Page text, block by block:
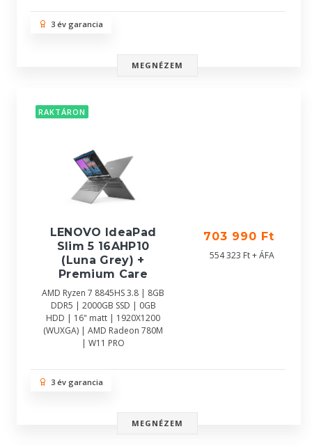
3 év garancia
MEGNÉZEM
RAKTÁRON
LENOVO IdeaPad
Slim 5 16AHP10
(Luna Grey) +
Premium Care
AMD Ryzen 7 8845HS 3.8 | 8GB
DDR5 | 2000GB SSD | 0GB
HDD | 16" matt | 1920X1200
(WUXGA) | AMD Radeon 780M
| W11 PRO
703 990 Ft
554 323 Ft + ÁFA
3 év garancia
MEGNÉZEM